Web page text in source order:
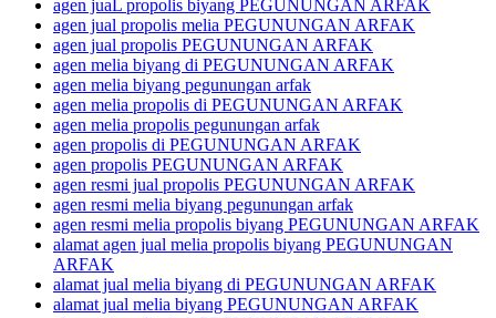
agen juaL propolis biyang PEGUNUNGAN ARFAK
agen jual propolis melia PEGUNUNGAN ARFAK
agen jual propolis PEGUNUNGAN ARFAK
agen melia biyang di PEGUNUNGAN ARFAK
agen melia biyang pegunungan arfak
agen melia propolis di PEGUNUNGAN ARFAK
agen melia propolis pegunungan arfak
agen propolis di PEGUNUNGAN ARFAK
agen propolis PEGUNUNGAN ARFAK
agen resmi jual propolis PEGUNUNGAN ARFAK
agen resmi melia biyang pegunungan arfak
agen resmi melia propolis biyang PEGUNUNGAN ARFAK
alamat agen jual melia propolis biyang PEGUNUNGAN
ARFAK
alamat jual melia biyang di PEGUNUNGAN ARFAK
alamat jual melia biyang PEGUNUNGAN ARFAK